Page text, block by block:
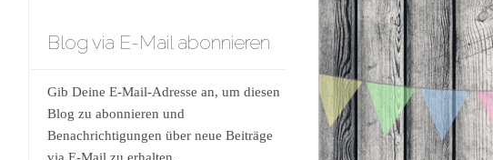
Blog via E-Mail abonnieren
Gib Deine E-Mail-Adresse an, um diesen
Blog zu abonnieren und
Benachrichtigungen über neue Beiträge